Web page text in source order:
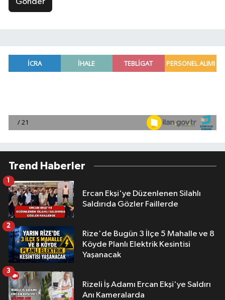
Gönder
Trend Haberler
Ercan Ekşi'ye Düzenlenen Silahlı
Saldırıda Gözler Faillerde
1
Rize'de Bugün 3 İlçe 5 Mahalle ve 8
Köyde Planlı Elektrik Kesintisi
Yaşanacak
2
Rizeli İş Adamı Ercan Ekşi'ye Saldırı
Anı Kameralarda
3